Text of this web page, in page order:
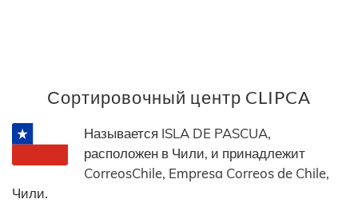
Сортировочный центр CLIPCA
Называется ISLA DE PASCUA,
расположен в Чили, и принадлежит
CorreosChile, Empresa Correos de Chile,
Чили.